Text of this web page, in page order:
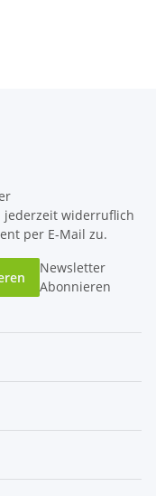
jederzeit widerruflich
per E-Mail zu.
Newsletter
Abonnieren